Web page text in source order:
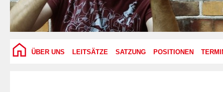
ÜBER UNS LEITSÄTZE SATZUNG POSITIONEN